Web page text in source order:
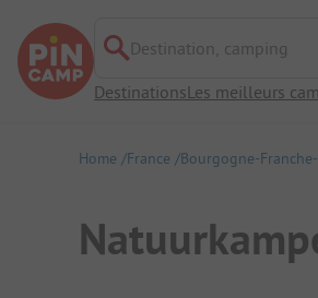
Destination, camping
DestinationsLes meilleurs
Home France Bourgogne-